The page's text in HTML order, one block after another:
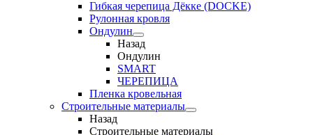
Гибкая черепица Дёкке (DOCKE)
Рулонная кровля
Ондулин
Назад
Ондулин
SMART
ЧЕРЕПИЦА
Пленка кровельная
Строительные материалы
Назад
Строительные материалы